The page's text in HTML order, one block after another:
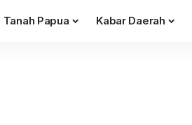
Tanah Papua Kabar Daerah